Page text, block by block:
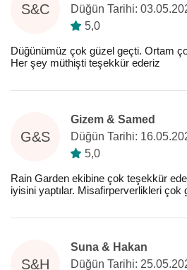
S&C
Düğün Tarihi:
5,0
Düğünümüz çok güzel geçti. Ortam
Her şey müthişti teşekkür ederiz
G&S
Gizem & Samed
Düğün Tarihi:
5,0
Rain Garden ekibine çok teşekkür
iyisini yaptılar. Misafirperverlikleri çok
S&H
Suna & Hakan
Düğün Tarihi: